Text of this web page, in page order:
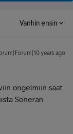
Vanhin ensin
years ago
ongelmiin saat
Soneran